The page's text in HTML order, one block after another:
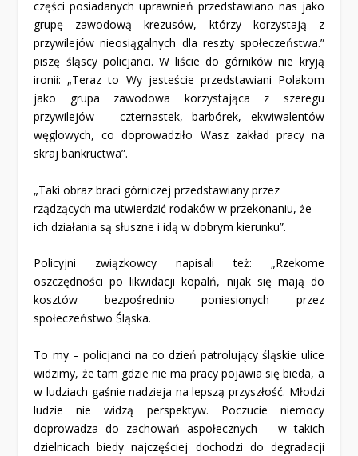
części posiadanych uprawnień przedstawiano nas jako
grupę zawodową krezusów, którzy korzystają z
przywilejów nieosiągalnych dla reszty społeczeństwa.”
piszę śląscy policjanci. W liście do górników nie kryją
ironii: „Teraz to Wy jesteście przedstawiani Polakom
jako grupa zawodowa korzystająca z szeregu
przywilejów – czternastek, barbórek, ekwiwalentów
węglowych, co doprowadziło Wasz zakład pracy na
skraj bankructwa”.
„Taki obraz braci górniczej przedstawiany przez
rządzących ma utwierdzić rodaków w przekonaniu, że
ich działania są słuszne i idą w dobrym kierunku”.
Policyjni związkowcy napisali też: „Rzekome
oszczędności po likwidacji kopalń, nijak się mają do
kosztów bezpośrednio poniesionych przez
społeczeństwo Śląska.
To my – policjanci na co dzień patrolujący śląskie ulice
widzimy, że tam gdzie nie ma pracy pojawia się bieda, a
w ludziach gaśnie nadzieja na lepszą przyszłość. Młodzi
ludzie nie widzą perspektyw. Poczucie niemocy
doprowadza do zachowań aspołecznych – w takich
dzielnicach biedy najczęściej dochodzi do degradacji